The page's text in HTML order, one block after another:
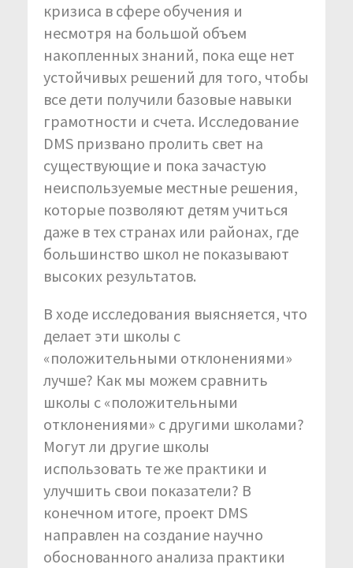
кризиса в сфере обучения и
несмотря на большой объем
накопленных знаний, пока еще нет
устойчивых решений для того, чтобы
все дети получили базовые навыки
грамотности и счета. Исследование
DMS призвано пролить свет на
существующие и пока зачастую
неиспользуемые местные решения,
которые позволяют детям учиться
даже в тех странах или районах, где
большинство школ не показывают
высоких результатов.
В ходе исследования выясняется, что
делает эти школы с
«положительными отклонениями»
лучше? Как мы можем сравнить
школы с «положительными
отклонениями» с другими школами?
Могут ли другие школы
использовать те же практики и
улучшить свои показатели? В
конечном итоге, проект DMS
направлен на создание научно
обоснованного анализа практики